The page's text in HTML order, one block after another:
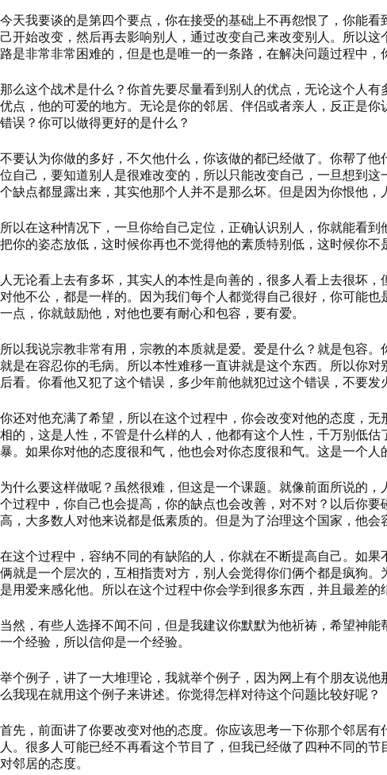
今天我要谈的是第四个要点 ， 你在接受的基础上不再怨恨了，你能看
己开始改变，然后再去影响别人，通过改变自己来改变别人。所以
路是非常非常困难的，但是也是唯一的一条路，在解决问题过程中，
那么这个战术是什么？ 你首先要尽量看到别人的优点，无论这个人
优点，他的可爱的地方。无论是你的邻居、伴侣或者亲人，反正是
错误？你可以做得更好的是什么 ？
不要认为你做的多好，不欠他什么，你该做的都已经做了。你帮了他
位自己，要知道别人是很难改变的，所以只能改变自己，一旦想到这
个缺点都显露出来，其实他那个人并不是那么坏。但是因为你恨他
所以在这种情况下，一旦你给自己定位，正确认识别人，你就能看
把你的姿态放低，这时候你再也不觉得他的素质特别低，这时候你
人无论看上去有多坏，其实人的本性是向善的，很多人看上去很坏
对他不公，都是一样的。因为我们每个人都觉得自己很好，你可能也
一点，你就鼓励他，对他也要有耐心和包容，要有爱。
所以我说宗教非常有用，宗教的本质就是爱。爱是什么？就是包容。
就是在容忍你的毛病。所以本性难移一直讲就是这个东西。所以你
后看。你看他又犯了这个错误，多少年前他就犯过这个错误，不要
你还对他充满了希望 ， 所以在这个过程中，你会改变对他的态度，无
相的，这是人性，不管是什么样的人，他都有这个人性，千万别低
暴。如果你对他的态度很和气，他也会对你态度很和气。这是一个人
为什么要这样做呢？虽然很难，但这是一个课题。就像前面所说的
个过程中，你自己也会提高，你的缺点也会改善，对不对？以后你
高，大多数人对他来说都是低素质的。但是为了治理这个国家，他会
在这个过程中，容纳不同的有缺陷的人，你就在不断提高自己。如
俩就是一个层次的，互相指责对方，别人会觉得你们俩个都是疯狗。
是用爱来感化他。所以在这个过程中你会学到很多东西，并且最差的
当然，有些人选择不闻不问，但是我建议你默默为他祈祷，希望神
一个经验，所以信仰是一个经验。
举个例子，讲了一大堆理论，我就举个例子，因为网上有个朋友说他
么我现在就用这个例子来讲述。你觉得怎样对待这个问题比较好呢？
首先，前面讲了你要改变对他的态度。你应该思考一下你那个邻居有
人。很多人可能已经不再看这个节目了，但我已经做了四种不同的
对邻居的态度。